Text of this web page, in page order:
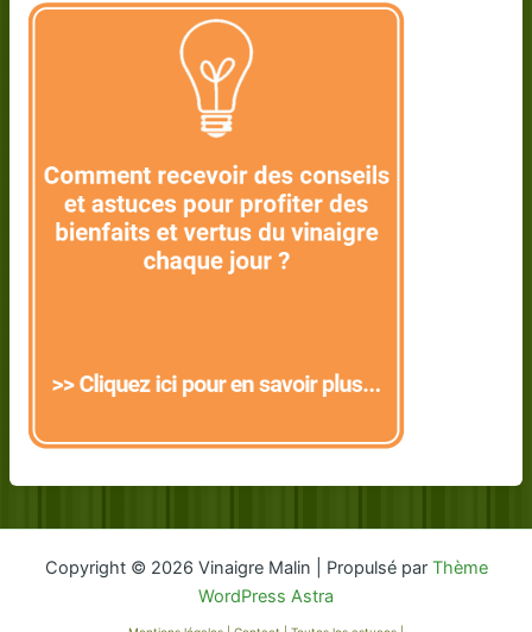
Copyright © 2026 Vinaigre Malin | Propulsé par Thème
WordPress Astra